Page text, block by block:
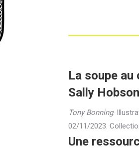
La soupe au
Sally Hobson
Tony Bonning.
02/11/2023.
Une